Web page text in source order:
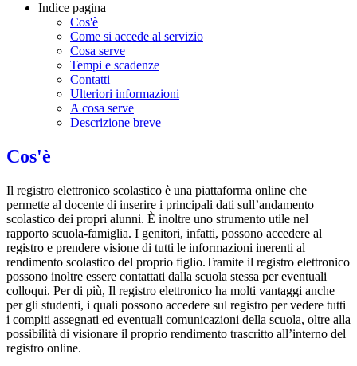
Indice pagina
Cos'è
Come si accede al servizio
Cosa serve
Tempi e scadenze
Contatti
Ulteriori informazioni
A cosa serve
Descrizione breve
Cos'è
Il registro elettronico scolastico è una piattaforma online che
permette al docente di inserire i principali dati sull’andamento
scolastico dei propri alunni. È inoltre uno strumento utile nel
rapporto scuola-famiglia. I genitori, infatti, possono accedere al
registro e prendere visione di tutti le informazioni inerenti al
rendimento scolastico del proprio figlio.Tramite il registro elettronico
possono inoltre essere contattati dalla scuola stessa per eventuali
colloqui. Per di più, Il registro elettronico ha molti vantaggi anche
per gli studenti, i quali possono accedere sul registro per vedere tutti
i compiti assegnati ed eventuali comunicazioni della scuola, oltre alla
possibilità di visionare il proprio rendimento trascritto all’interno del
registro online.